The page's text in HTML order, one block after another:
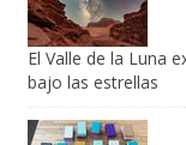
El Valle de la Luna
bajo las estrellas